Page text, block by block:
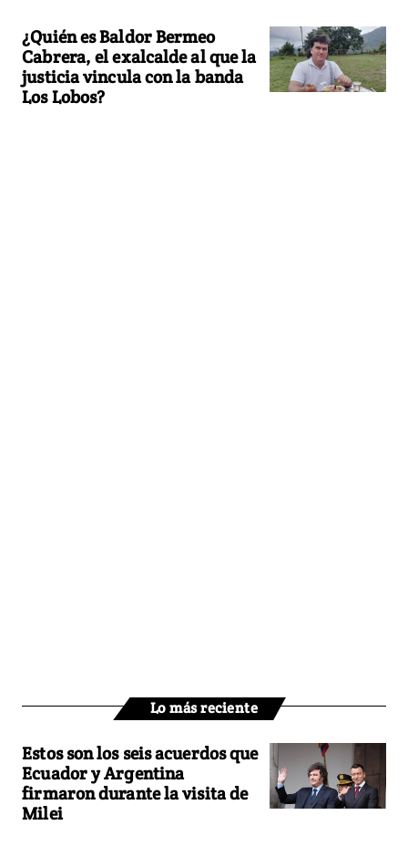
¿Quién es Baldor Bermeo
Cabrera, el exalcalde al que la
justicia vincula con la banda
Los Lobos?
Lo más reciente
Estos son los seis acuerdos que
Ecuador y Argentina
firmaron durante la visita de
Milei